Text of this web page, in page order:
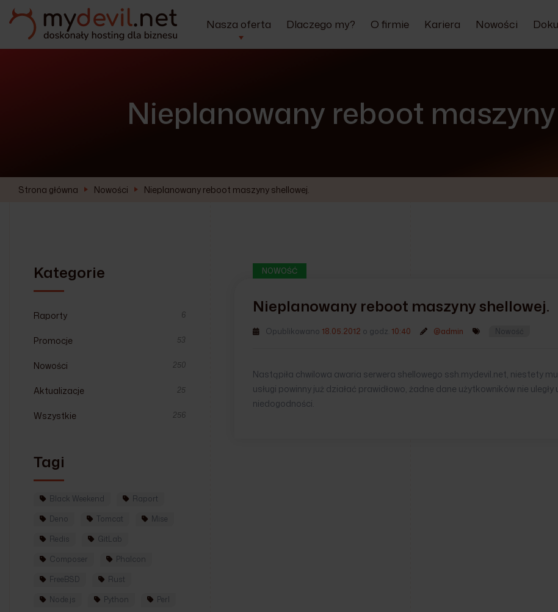
Nasza oferta Dlaczego my? O firmie Kariera Nowości
Nieplanowany reboot
Strona główna Nowości Nieplanowany reboot maszyny shellowej.
NOWOŚĆ
Nieplanowany reboot maszyny shellowej.
Opublikowano 18.05.2012 o godz. 10:40 @admin Nowość
Nastąpiła chwilowa awaria serwera shellowego ssh.mydevil.net, niestety
usługi powinny już działać prawidłowo, żadne dane użytkowników nie
niedogodności.
Kategorie
Raporty 6
Promocje 53
Nowości 250
Aktualizacje 25
Wszystkie 256
Tagi
Black Weekend
Raport
Deno
Tomcat
Mise
Redis
GitLab
Composer
Phalcon
FreeBSD
Rust
Node.js
Python
Perl